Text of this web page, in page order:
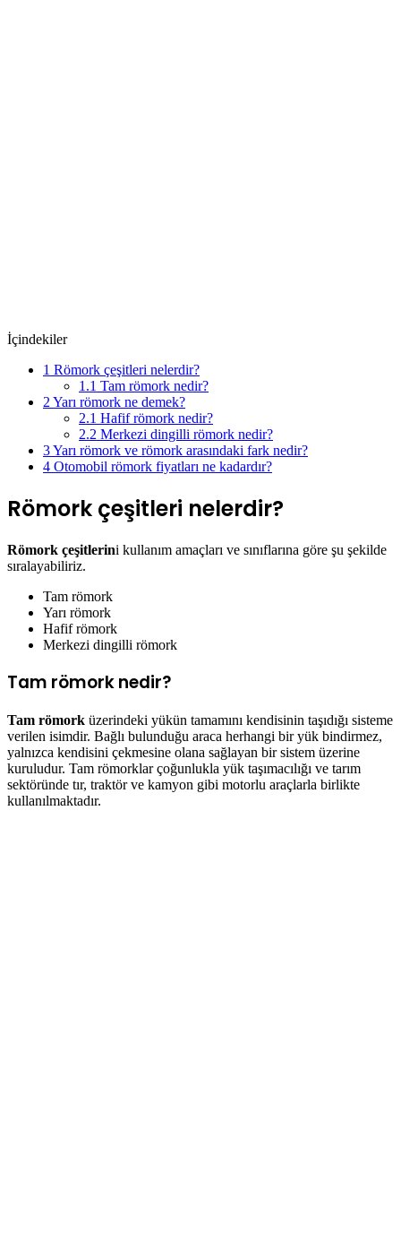
İçindekiler
1 Römork çeşitleri nelerdir?
1.1 Tam römork nedir?
2 Yarı römork ne demek?
2.1 Hafif römork nedir?
2.2 Merkezi dingilli römork nedir?
3Yarı römork ve römork arasındaki fark nedir?
4 Otomobil römork fiyatları ne kadardır?
Römork çeşitleri nelerdir?
Römork çeşitlerini kullanım amaçları ve sınıflarına göre şu şekilde
sıralayabiliriz.
Tam römork
Yarı römork
Hafif römork
Merkezi dingilli römork
Tam römork nedir?
Tam römork üzerindeki yükün tamamını kendisinin taşıdığı sisteme
verilen isimdir. Bağlı bulunduğu araca herhangi bir yük bindirmez,
yalnızca kendisini çekmesine olana sağlayan bir sistem üzerine
kuruludur. Tam römorklar çoğunlukla yük taşımacılığı ve tarım
sektöründe tır, traktör ve kamyon gibi motorlu araçlarla birlikte
kullanılmaktadır.